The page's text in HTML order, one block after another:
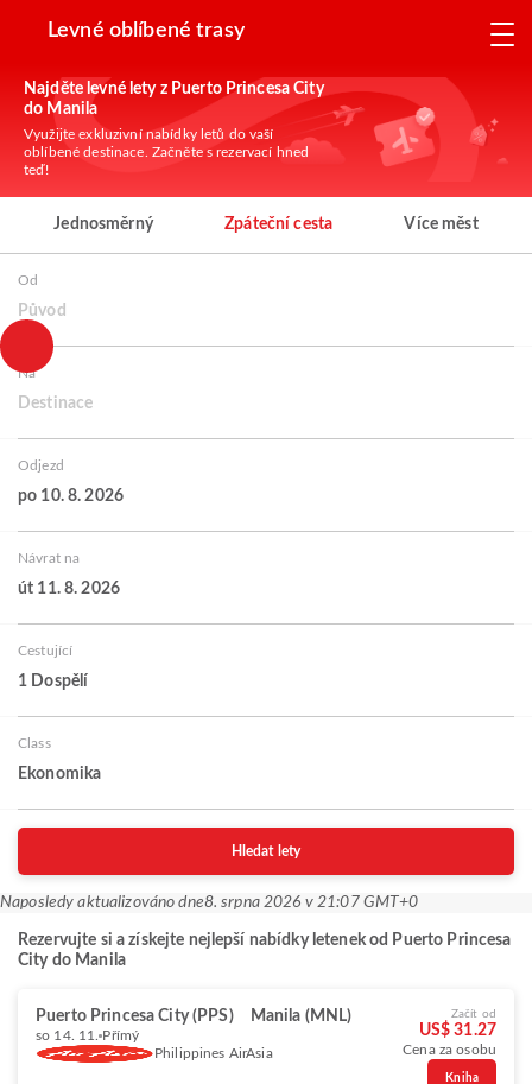
Levné oblíbené trasy
Najděte levné lety z Puerto Princesa City
do Manila
Využijte exkluzivní nabídky letů do vaší
oblíbené destinace. Začněte s rezervací hned
teď!
Jednosměrný Zpáteční cesta Více měst
Od
Původ
Na
Destinace
Odjezd
po 10. 8. 2026
Návrat na
út 11. 8. 2026
Cestující
1 Dospělí
Class
Ekonomika
Hledat lety
Naposledy aktualizováno dne8. srpna 2026 v 21:07 GMT+0
Rezervujte si a získejte nejlepší nabídky letenek od Puerto Princesa
City do Manila
Puerto Princesa City (PPS) Manila (MNL)
so 14. 11. Přímý
Philippines AirAsia
Začít od
US$ 31.27
Cena za osobu
Kniha